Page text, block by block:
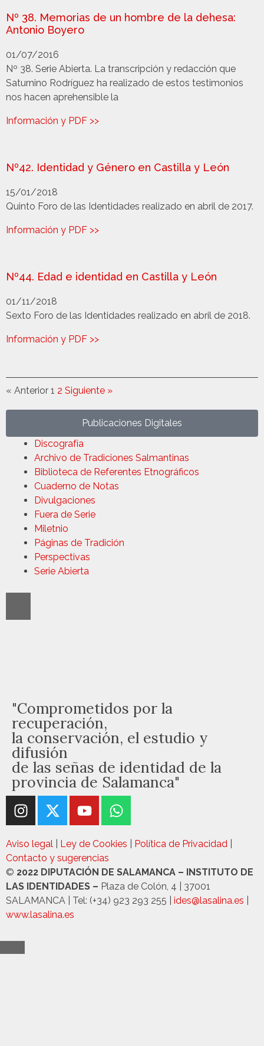
Nº 38. Memorias de un hombre de la dehesa:
Antonio Boyero
01/07/2016
Nº 38. Serie Abierta. La transcripción y redacción que
Saturnino Rodríguez ha realizado de estos testimonios
nos hacen aprehensible la
Información y PDF >>
Nº42. Identidad y Género en Castilla y León
15/01/2018
Quinto Foro de las Identidades realizado en abril de 2017.
Información y PDF >>
Nº44. Edad e identidad en Castilla y León
01/11/2018
Sexto Foro de las Identidades realizado en abril de 2018.
Información y PDF >>
« Anterior 1 2 Siguiente »
Publicaciones Digitales
Discografía
Archivo de Tradiciones Salmantinas
Biblioteca de Referentes Etnográficos
Cuaderno de Notas
Divulgaciones
Fuera de Serie
Miletnio
Páginas de Tradición
Perspectivas
Serie Abierta
"Comprometidos por la
recuperación,
la conservación, el estudio y
difusión
de las señas de identidad de la
provincia de Salamanca"
Aviso legal Ley de Cookies Política de Privacidad
Contacto y sugerencias
© 2022 DIPUTACIÓN DE SALAMANCA – INSTITUTO DE
LAS IDENTIDADES – Plaza de Colón, 4 | 37001
SALAMANCA | Tel: (+34) 923 293 255 | ides@lasalina.es
www.lasalina.es